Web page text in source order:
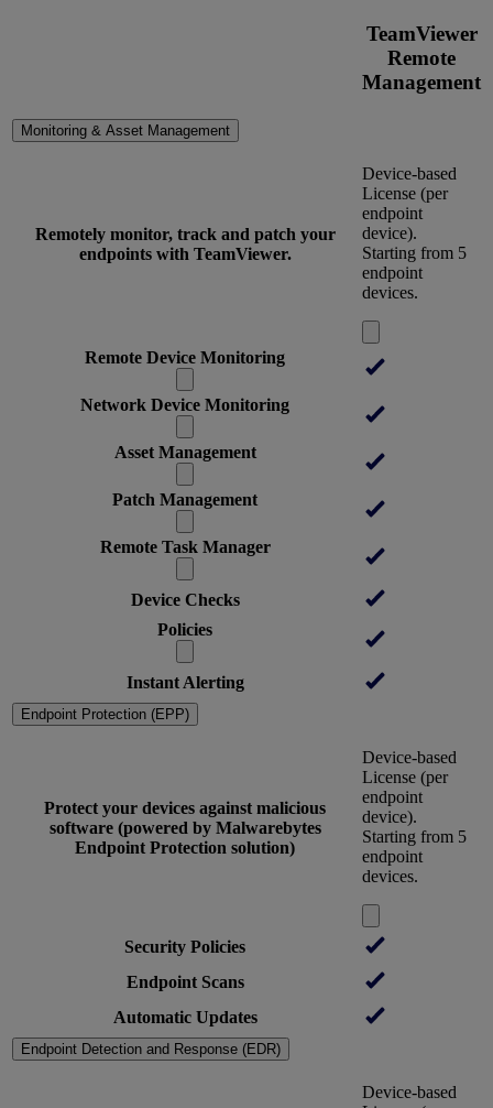
TeamViewer
Remote
Management
Monitoring & Asset Management
Remotely monitor, track and patch your
endpoints with TeamViewer.
Device-based
License (per
endpoint
device).
Starting from 5
endpoint
devices.
Remote Device Monitoring
Network Device Monitoring
Asset Management
Patch Management
Remote Task Manager
Device Checks
Policies
Instant Alerting
Endpoint Protection (EPP)
Protect your devices against malicious
software (powered by Malwarebytes
Endpoint Protection solution)
Device-based
License (per
endpoint
device).
Starting from 5
endpoint
devices.
Security Policies
Endpoint Scans
Automatic Updates
Endpoint Detection and Response (EDR)
Device-based